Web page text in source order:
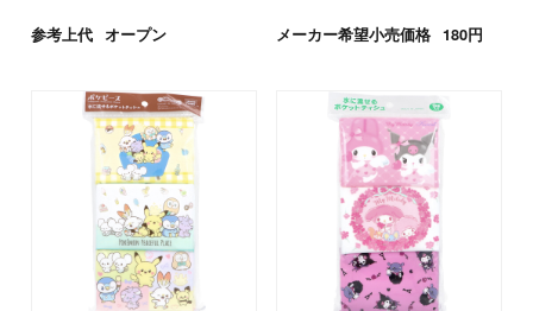
参考上代 オープン メーカー希望小売価格 180円